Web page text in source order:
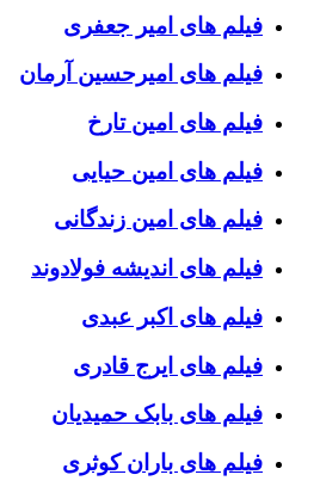
فیلم های امیر جعفری
فیلم های امیرحسین آرمان
فیلم های امین تارخ
فیلم های امین حیایی
فیلم های امین زندگانی
فیلم های اندیشه فولادوند
فیلم های اکبر عبدی
فیلم های ایرج قادری
فیلم های بابک حمیدیان
فیلم های باران کوثری